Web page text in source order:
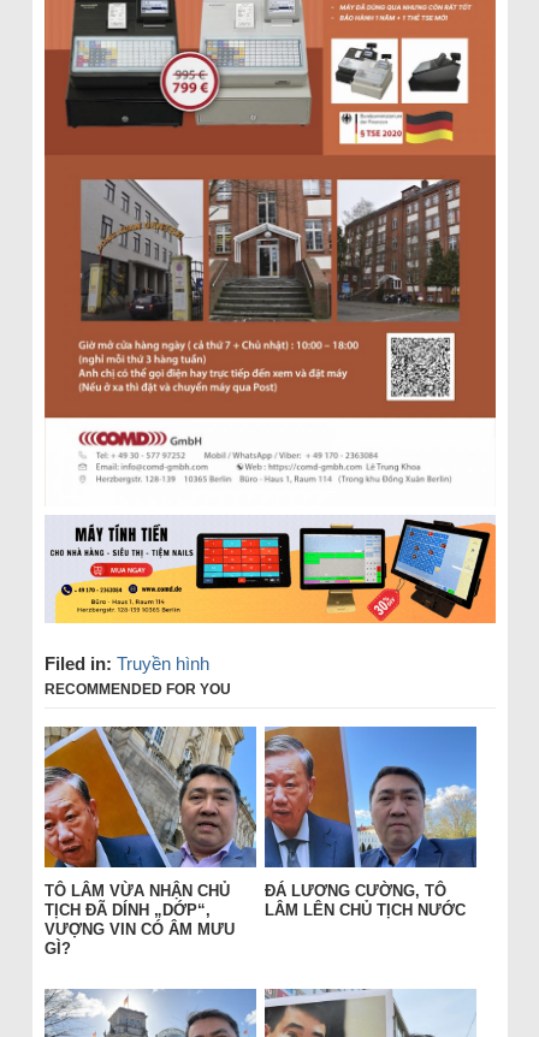
Filed in: Truyền hình
RECOMMENDED FOR YOU
TÔ LÂM VỪA NHẬN CHỦ
TỊCH ĐÃ DÍNH „DỚP“,
VƯỢNG VIN CÓ ÂM MƯU
GÌ?
ĐÁ LƯƠNG CƯỜNG, TÔ
LÂM LÊN CHỦ TỊCH NƯỚC